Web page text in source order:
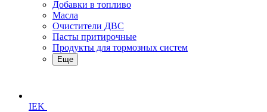
Добавки в топливо
Масла
Очистители ДВС
Пасты притирочные
Продукты для тормозных систем
Еще
IEK